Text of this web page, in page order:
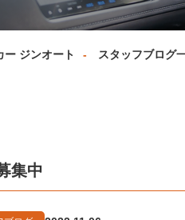
ー ジンオート スタッフブログ
集中